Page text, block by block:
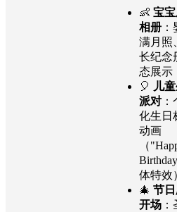
👶 宝
相册
满月照
长纪念
态展示
🎈 儿
派对
化生日
动画
（
体特效
🎄 节
开场